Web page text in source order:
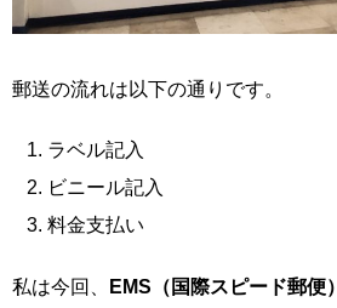
郵送の流れは以下の通りです。
ラベル記入
ビニール記入
料金支払い
私は今回、 EMS（国際スピード郵便）